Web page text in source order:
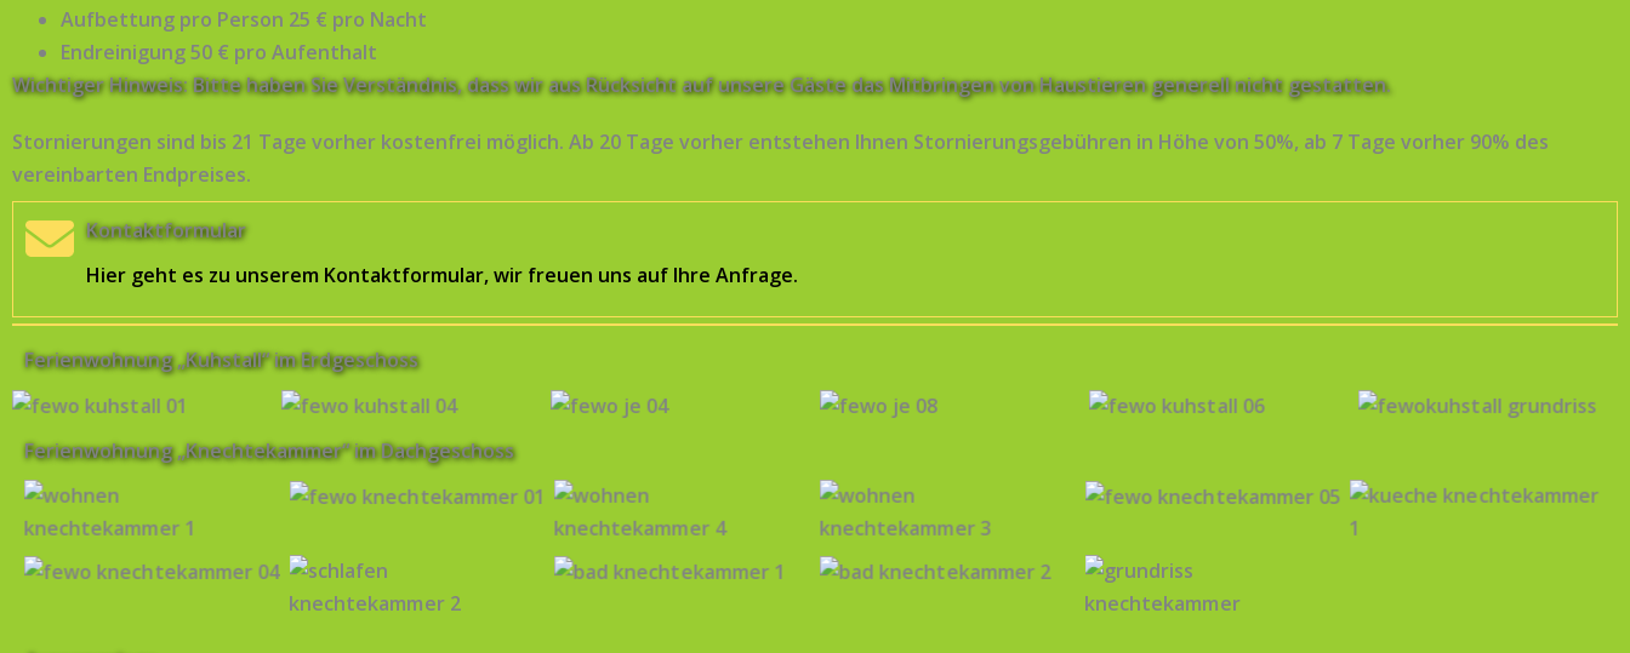
Aufbettung pro Person 25 € pro Nacht
Endreinigung 50 € pro Aufenthalt
Wichtiger Hinweis: Bitte haben Sie Verständnis, dass wir aus Rücksicht auf unsere Gäste das Mitbringen von Haustieren generell nicht gestatten.
Stornierungen sind bis 21 Tage vorher kostenfrei möglich. Ab 20 Tage vorher entstehen Ihnen Stornierungsgebühren in Höhe von 50%, ab 7 Tage vorher 90% des
vereinbarten Endpreises.
Kontaktformular
Hier geht es zu unserem Kontaktformular, wir freuen uns auf Ihre Anfrage.
Ferienwohnung „Kuhstall“ im Erdgeschoss
Ferienwohnung „Knechtekammer“ im Dachgeschoss